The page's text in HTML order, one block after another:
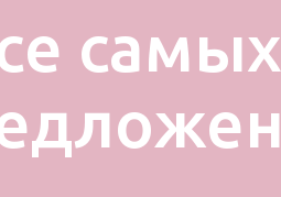
самых